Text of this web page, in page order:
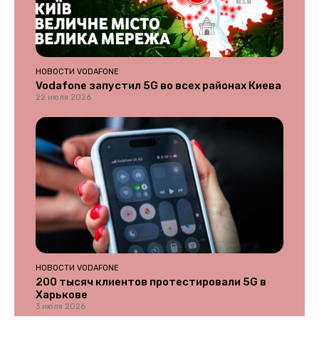
НОВОСТИ VODAFONE
Vodafone запустил 5G во всех районах Киева
22 июля 2026
НОВОСТИ VODAFONE
200 тысяч клиентов протестировали 5G в
Харькове
3 июля 2026